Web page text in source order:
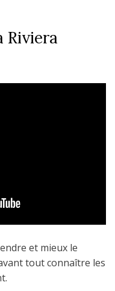
SUD
Riviera
et mieux le
tout connaître les